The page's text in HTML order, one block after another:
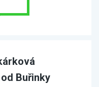
Buřinky